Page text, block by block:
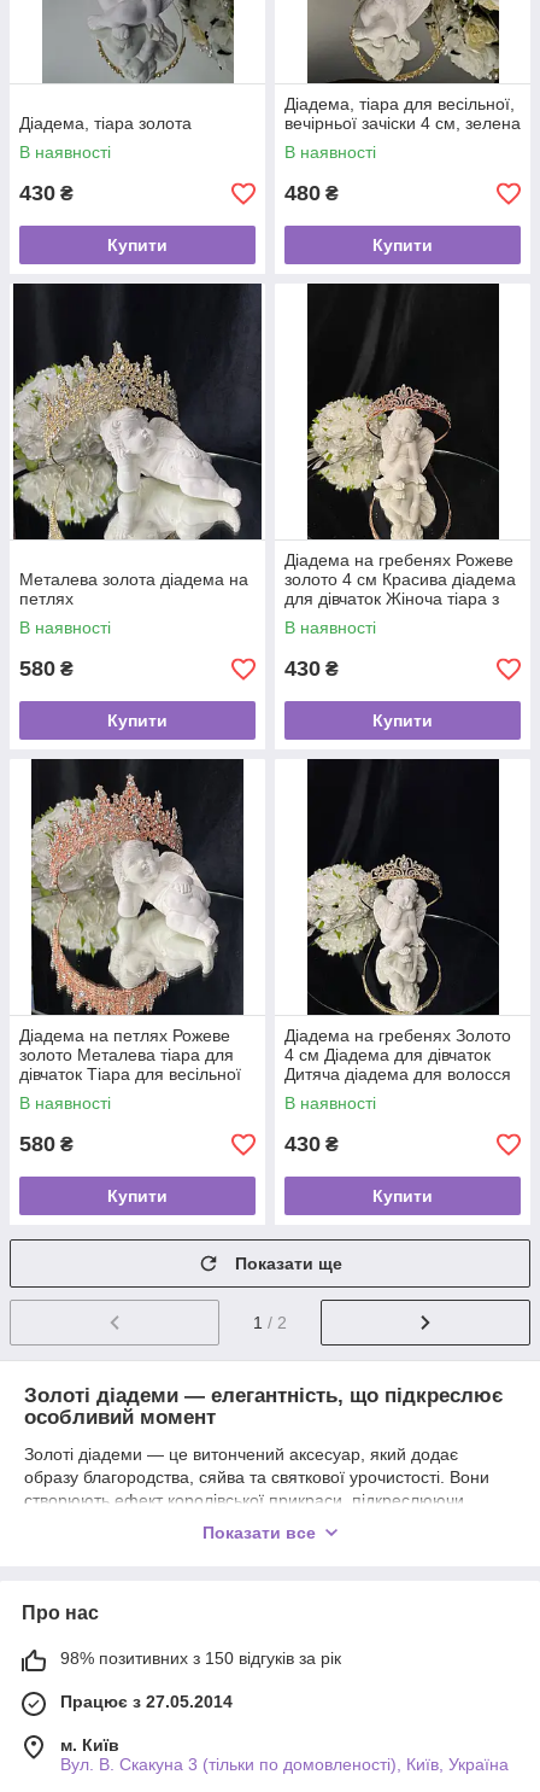
Діадема, тіара золота
В наявності
430 ₴
Купити
Діадема, тіара для весільної,
вечірньої зачіски 4 см, зелена
В наявності
480 ₴
Купити
Металева золота діадема на
петлях
В наявності
580 ₴
Купити
Діадема на гребенях Рожеве
золото 4 см Красива діадема
для дівчаток Жіноча тіара з
камінням
В наявності
430 ₴
Купити
Діадема на петлях Рожеве
золото Металева тіара для
дівчаток Тіара для весільної
зачіски
В наявності
580 ₴
Купити
Діадема на гребенях Золото
4 см Діадема для дівчаток
Дитяча діадема для волосся
Тіара для торжества
В наявності
430 ₴
Купити
Показати ще
1 / 2
Золоті діадеми — елегантність, що підкреслює
особливий момент
Золоті діадеми — це витончений аксесуар, який додає
образу благородства, сяйва та святкової урочистості. Вони
створюють ефект королівської прикраси, підкреслюючи
індивідуальність та роблячи будь-який образ по-справжньому
дівчат
фотосесій, весіль, днів народження, випускних та тематичних
вечірок. Завдяки витонченому золотому кольору та
декоративним елементам — камінню, кристалам або
перламутровим деталям — діадеми красиво переливаються
на світлі та гармонійно поєднуються з різними стилями одягу.
Переваги золотих діадем:
Показати все
Про нас
98% позитивних з 150 відгуків за рік
Працює з 27.05.2014
м. Київ
Вул. В. Скакуна 3 (тільки по домовленості), Київ, Україна